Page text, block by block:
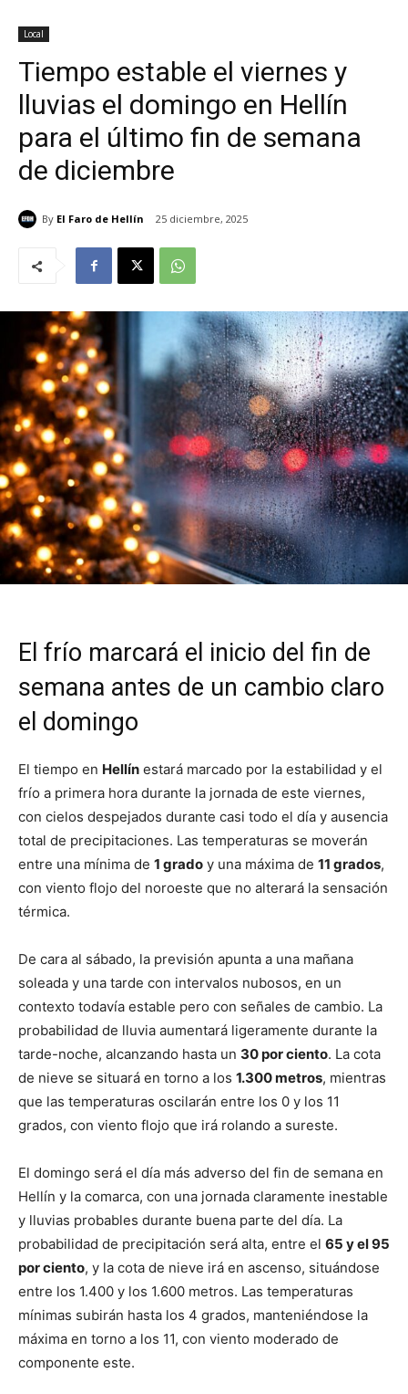
Local
Tiempo estable el viernes y
lluvias el domingo en Hellín
para el último fin de semana
de diciembre
By El Faro de Hellín 25 diciembre, 2025
El frío marcará el inicio del fin de
semana antes de un cambio claro
el domingo
El tiempo en Hellín estará marcado por la estabilidad y el
frío a primera hora durante la jornada de este viernes,
con cielos despejados durante casi todo el día y ausencia
total de precipitaciones. Las temperaturas se moverán
entre una mínima de 1 grado y una máxima de 11 grados,
con viento flojo del noroeste que no alterará la sensación
térmica.
De cara al sábado, la previsión apunta a una mañana
soleada y una tarde con intervalos nubosos, en un
contexto todavía estable pero con señales de cambio. La
probabilidad de lluvia aumentará ligeramente durante la
tarde-noche, alcanzando hasta un 30 por ciento. La cota
de nieve se situará en torno a los 1.300 metros, mientras
que las temperaturas oscilarán entre los 0 y los 11
grados, con viento flojo que irá rolando a sureste.
El domingo será el día más adverso del fin de semana en
Hellín y la comarca, con una jornada claramente inestable
y lluvias probables durante buena parte del día. La
probabilidad de precipitación será alta, entre el 65 y el 95
por ciento, y la cota de nieve irá en ascenso, situándose
entre los 1.400 y los 1.600 metros. Las temperaturas
mínimas subirán hasta los 4 grados, manteniéndose la
máxima en torno a los 11, con viento moderado de
componente este.